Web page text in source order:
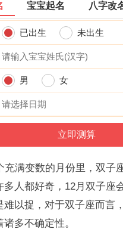
宝宝起名 八字改
已出生 未出生
男 女
充满变数的月份里，双子
多人都好奇，12月双子座
难以捉，对于双子座而言
多不确定性。